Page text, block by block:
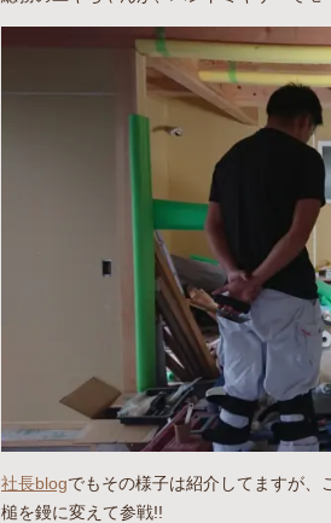
社長blogでもその様子は紹介してますが
槌を鏝に変えて参戦!!